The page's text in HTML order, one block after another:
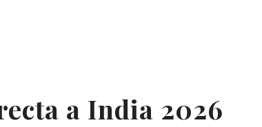
a India 2026